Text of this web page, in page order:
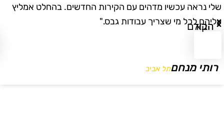
שלי נראה עכשיו מדהים עם הקירות החדשים. בהחלט אמליץ
עליהם לכל מי שצריך עבודות גבס."
רותי מנחםתל אביב
הקודם
הבא